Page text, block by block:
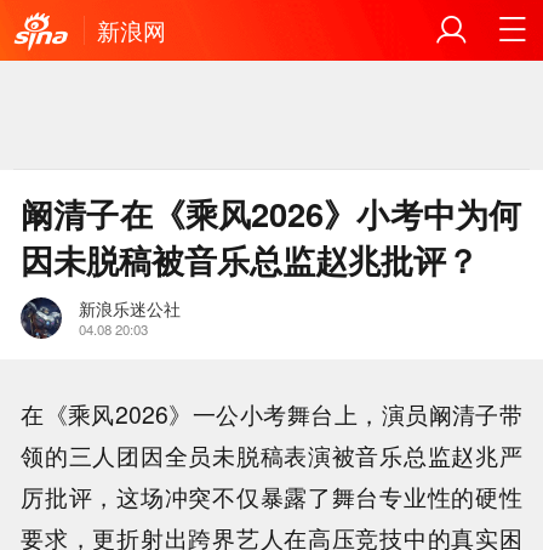
新浪网
阚清子在《乘风2026》小考中为何
因未脱稿被音乐总监赵兆批评？
新浪乐迷公社
04.08 20:03
在《乘风2026》一公小考舞台上，演员阚清子带
领的三人团因全员未脱稿表演被音乐总监赵兆严
厉批评，这场冲突不仅暴露了舞台专业性的硬性
要求，更折射出跨界艺人在高压竞技中的真实困